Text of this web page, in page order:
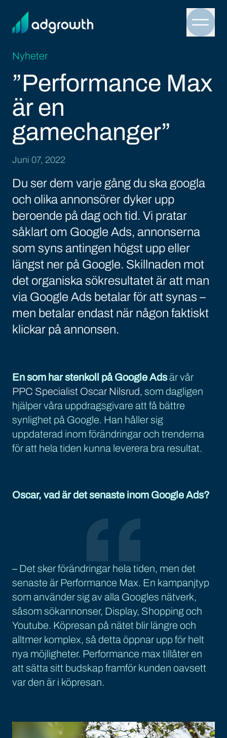
Nyheter
”Performance Max
är en
gamechanger”
Juni 07, 2022
Du ser dem varje gång du ska googla
och olika annonsörer dyker upp
beroende på dag och tid. Vi pratar
såklart om Google Ads, annonserna
som syns antingen högst upp eller
längst ner på Google. Skillnaden mot
det organiska sökresultatet är att man
via Google Ads betalar för att synas –
men betalar endast när någon faktiskt
klickar på annonsen.
En som har stenkoll på Google Adsär vår
PPC Specialist Oscar Nilsrud, som dagligen
hjälper våra uppdragsgivare att få bättre
synlighet på Google. Han håller sig
uppdaterad inom förändringar och trenderna
för att hela tiden kunna leverera bra resultat.
Oscar, vad är det senaste inom Google Ads?
– Det sker förändringar hela tiden, men det
senaste är Performance Max. En kampanjtyp
som använder sig av alla Googles nätverk,
såsom sökannonser, Display, Shopping och
Youtube. Köpresan på nätet blir längre och
alltmer komplex, så detta öppnar upp för helt
nya möjligheter. Performance max tillåter en
att sätta sitt budskap framför kunden oavsett
var den är i köpresan.